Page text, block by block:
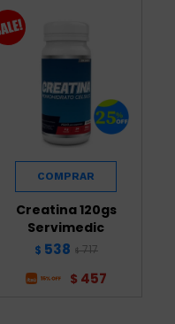
Creatina 120gs
Servimedic
$ 538 $ 717
$ 457